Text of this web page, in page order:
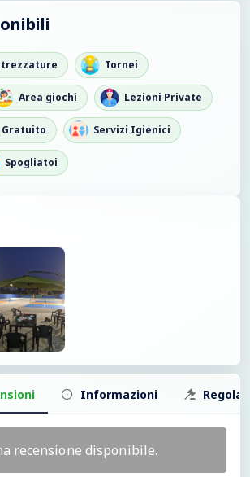
Tornei
Area giochi Lezioni Private
Gratuito Servizi Igienici
Spogliatoi
Informazioni
recensione disponibile.